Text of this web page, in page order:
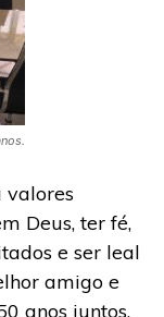
valores
Deus, ter fé,
e ser leal
amigo e
anos juntos,